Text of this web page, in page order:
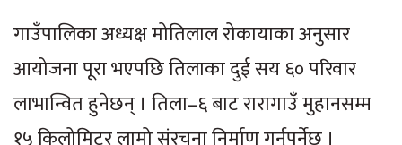
गाउँपालिका अध्यक्ष मोतिलाल रोकायाका अनुसार
आयोजना पूरा भएपछि तिलाका दुई सय ६० परिवार
लाभान्वित हुनेछन् । तिला–६ बाट रारागाउँ मुहानसम्म